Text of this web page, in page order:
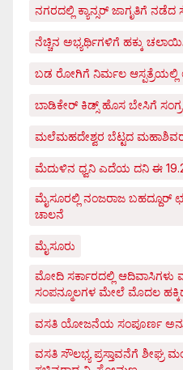
ನಗರದಲ್ಲಿ ಕ್ಯಾನ್ಸರ್ ಜಾಗೃತಿಗೆ ನಡೆದ
ನೆಚ್ಚಿನ ಅಭ್ಯರ್ಥಿಗಳಿಗೆ ಹಕ್ಕು
ಬಡ ರೋಗಿಗೆ ನಿರ್ಮಲ ಆಸ್ಪತ್ರೆಯಲ್ಲಿ
ಬಾಡಿಕೇರ್ ಕಿಡ್ಸ್ ಹೊಸ ಬೇಸಿಗೆ
ಮಲೆಮಹದೇಶ್ವರ ಬೆಟ್ಟದ
ಮೆದುಳಿನ ಧ್ವನಿ ಎದೆಯ ದನಿ ಈ
ಮೈಸೂರಲ್ಲಿ ನಂಜರಾಜ ಬಹದ್ದೂರ್
ಚಾಲನೆ
ಮೈಸೂರು
ಮೋದಿ ಸರ್ಕಾರದಲ್ಲಿ ಆದಿವಾಸಿಗಳು
ಸಂಪನ್ಮೂಲಗಳ ಮೇಲೆ ಮೊದಲ
ವಸತಿ ಯೋಜನೆಯ ಸಂಪೂರ್ಣ
ವಸತಿ ಸೌಲಭ್ಯ ಪ್ರಸ್ತಾವನೆಗೆ ಶೀಘ್ರ